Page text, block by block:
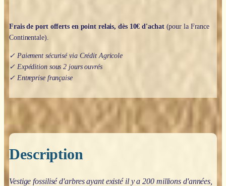
Frais de port offerts en point relais, dès 10€ d'achat(pour la France
Continentale).
✓ Paiement sécurisé via Crédit Agricole
✓ Expédition sous 2 jours ouvrés
✓ Entreprise française
Description
Vestige fossilisé d'arbres ayant existé il y a 200 millions d'années,